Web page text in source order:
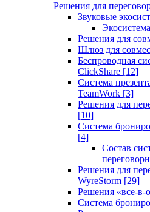
Решения для
Звуковые
Решения для
Шлюз для
Беспроводная
ClickShare [12]
Система
TeamWork [3]
Решения для
[10]
Система
[4]
Состав
Решения для
WyreStorm [29]
Решения «все-в-
Система